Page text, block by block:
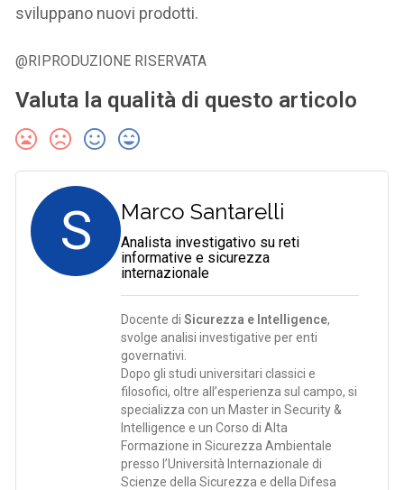
sviluppano nuovi prodotti.
@RIPRODUZIONE RISERVATA
Valuta la qualità di questo articolo
S Marco Santarelli
Analista investigativo su reti
informative e sicurezza
internazionale
Docente diSicurezza e Intelligence,
svolge analisi investigative per enti
governativi.
Dopo gli studi universitari classici e
filosofici, oltre all’esperienza sul campo, si
specializza con un Master in Security &
Intelligence e un Corso di Alta
Formazione in Sicurezza Ambientale
presso l’Università Internazionale di
Scienze della Sicurezza e della Difesa